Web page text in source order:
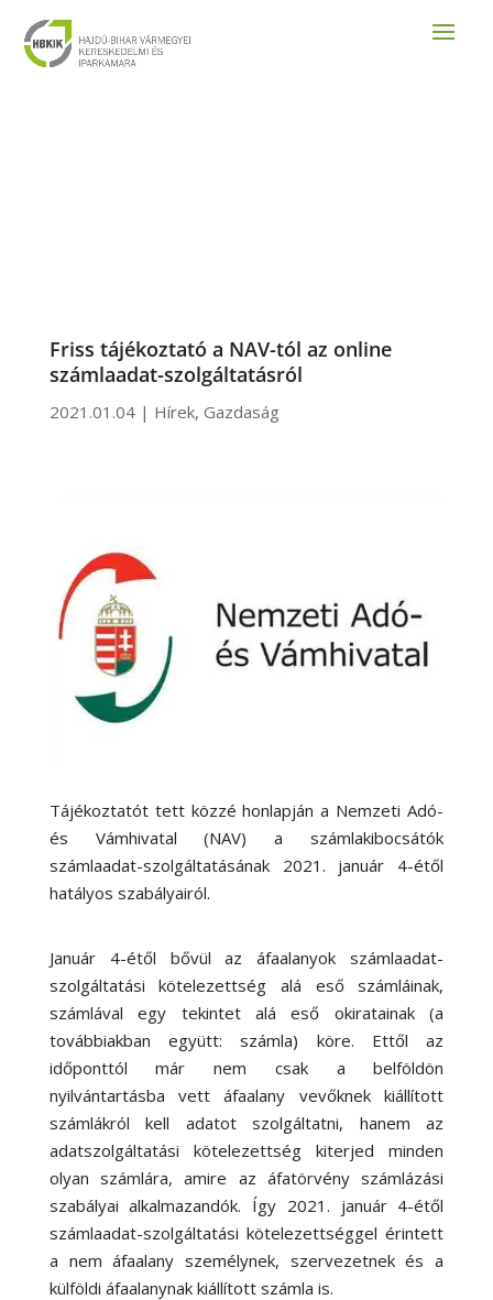
Friss tájékoztató a NAV-tól az online
számlaadat-szolgáltatásról
2021.01.04| Hírek, Gazdaság
Tájékoztatót tett közzé honlapján a Nemzeti Adó-
és Vámhivatal (NAV) a számlakibocsátók
számlaadat-szolgáltatásának 2021. január 4-étől
hatályos szabályairól.
Január 4-étől bővül az áfaalanyok számlaadat-
szolgáltatási kötelezettség alá eső számláinak,
számlával egy tekintet alá eső okiratainak (a
továbbiakban együtt: számla) köre. Ettől az
időponttól már nem csak a belföldön
nyilvántartásba vett áfaalany vevőknek kiállított
számlákról kell adatot szolgáltatni, hanem az
adatszolgáltatási kötelezettség kiterjed minden
olyan számlára, amire az áfatörvény számlázási
szabályai alkalmazandók. Így 2021. január 4-étől
számlaadat-szolgáltatási kötelezettséggel érintett
a nem áfaalany személynek, szervezetnek és a
külföldi áfaalanynak kiállított számla is.